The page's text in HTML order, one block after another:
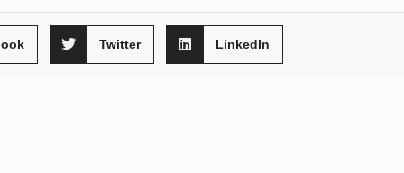
Twitter LinkedIn